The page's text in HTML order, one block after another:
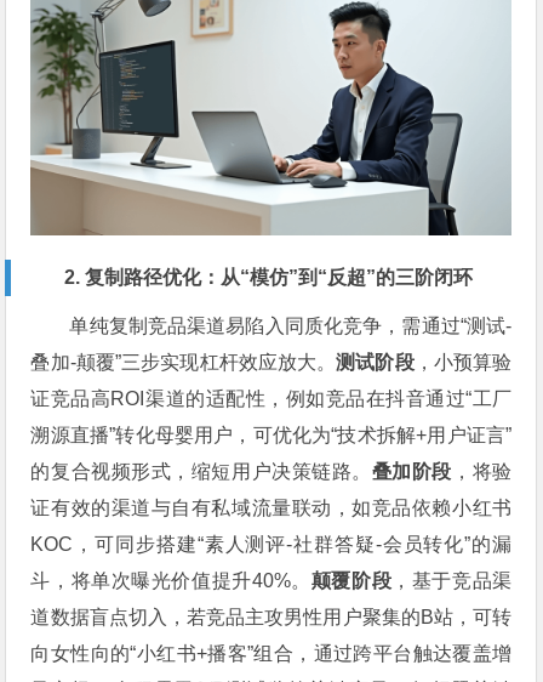
2. 复制路径优化：从“模仿”到“反超”的三阶闭环
单纯复制竞品渠道易陷入同质化竞争，需通过“测试-
叠加-颠覆”三步实现杠杆效应放大。测试阶段，小预算验
证竞品高ROI渠道的适配性，例如竞品在抖音通过“工厂
溯源直播”转化母婴用户，可优化为“技术拆解+用户证言”
的复合视频形式，缩短用户决策链路。 叠加阶段 ，将验
证有效的渠道与自有私域流量联动，如竞品依赖小红书
KOC，可同步搭建“素人测评-社群答疑-会员转化”的漏
斗，将单次曝光价值提升40%。 颠覆阶段 ，基于竞品渠
道数据盲点切入，若竞品主攻男性用户聚集的B站，可转
向女性向的“小红书+播客”组合，通过跨平台触达覆盖增